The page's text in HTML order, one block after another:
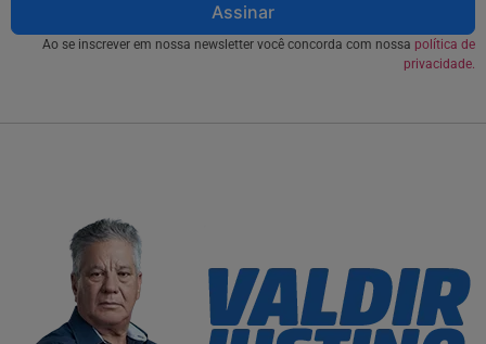
Assinar
Ao se inscrever em nossa newsletter você concorda com nossa política de
privacidade.